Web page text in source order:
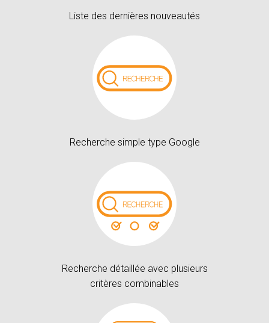
Liste des dernières nouveautés
Recherche simple type Google
Recherche détaillée avec plusieurs
critères combinables